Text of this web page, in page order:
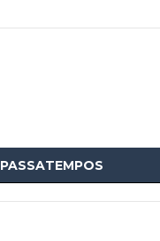
PASSATEMPOS